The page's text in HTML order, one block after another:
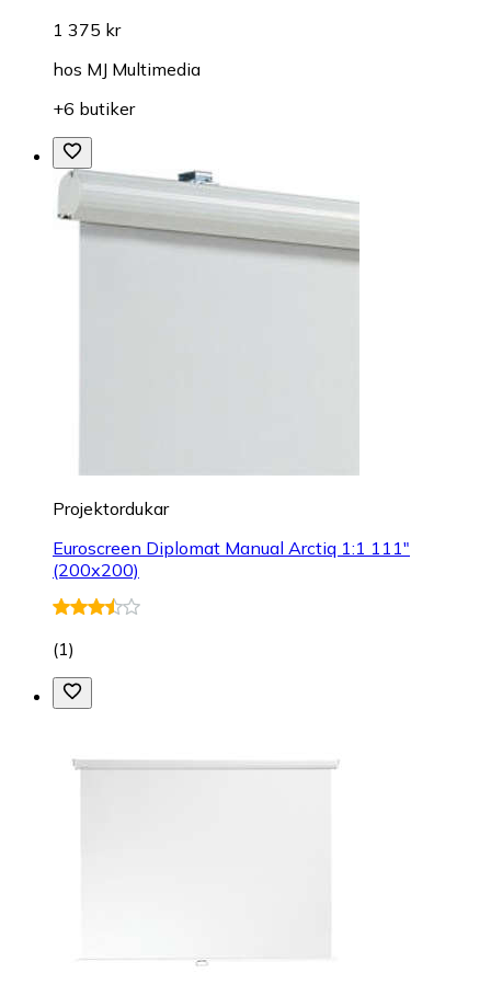
1 375 kr
hos MJ Multimedia
+6 butiker
Projektordukar
Euroscreen Diplomat Manual Arctiq 1:1 111"
(200x200)
(1)